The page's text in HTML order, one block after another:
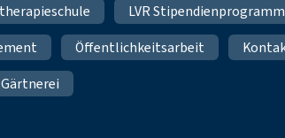
LVR
Öffentlichkeitsarbeit
Gärtnerei